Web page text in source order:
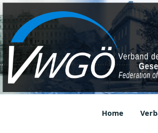
Zum
Inhalt
springen
Federation
Home